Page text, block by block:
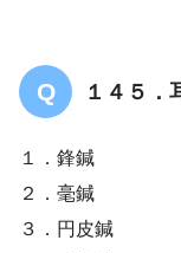
１４５．
１．鋒鍼
２．毫鍼
３．円皮鍼